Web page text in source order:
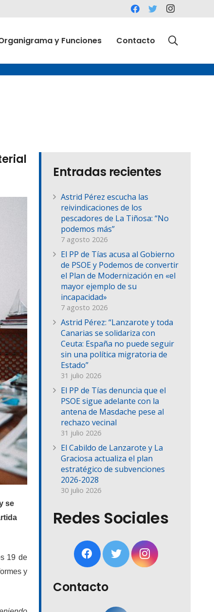
y Funciones Contacto
se
19 de
y
Entradas recientes
Astrid Pérez escucha las
reivindicaciones de los
pescadores de La Tiñosa: “No
podemos más”
7 agosto 2026
El PP de Tías acusa al Gobierno
de PSOE y Podemos de convertir
el Plan de Modernización en «el
mayor ejemplo de su
incapacidad»
7 agosto 2026
Astrid Pérez: “Lanzarote y toda
Canarias se solidariza con
Ceuta: España no puede seguir
sin una política migratoria de
Estado”
31 julio 2026
El PP de Tías denuncia que el
PSOE sigue adelante con la
antena de Masdache pese al
rechazo vecinal
31 julio 2026
El Cabildo de Lanzarote y La
Graciosa actualiza el plan
estratégico de subvenciones
2026-2028
30 julio 2026
Redes Sociales
Contacto